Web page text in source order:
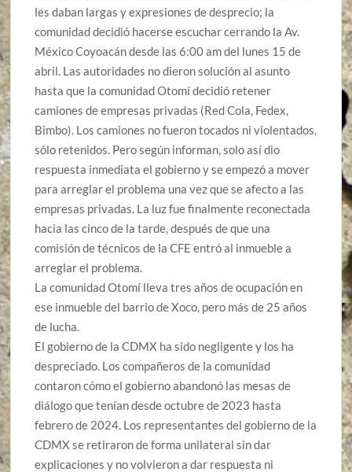
les daban largas y expresiones de desprecio; la
comunidad decidió hacerse escuchar cerrando la Av.
México Coyoacán desde las 6:00 am del lunes 15 de
abril. Las autoridades no dieron solución al asunto
hasta que la comunidad Otomí decidió retener
camiones de empresas privadas (Red Cola, Fedex,
Bimbo). Los camiones no fueron tocados ni violentados,
sólo retenidos. Perosegún informan, solo asídio
respuesta inmediata el gobierno yse empezó a mover
para arreglar el problema una vez que se afecto a las
empresas privadas. La luz fue finalmente reconectada
hacia las cinco de la tarde, después de que una
comisión de técnicos de la CFE entró al inmueble a
arreglar el problema.
La comunidad Otomí lleva tres años de ocupación en
ese inmueble del barrio de Xoco, pero más de 25 años
de lucha.
El gobierno de la CDMX ha sido negligente y los ha
despreciado. Los compañeros de la comunidad
contaron cómo el gobierno abandonó las mesas de
diálogo que tenían desde octubre de 2023 hasta
febrero de 2024. Los representantes del gobierno de la
CDMX se retiraron de forma unilateral sin dar
explicaciones y no volvieron a dar respuesta ni